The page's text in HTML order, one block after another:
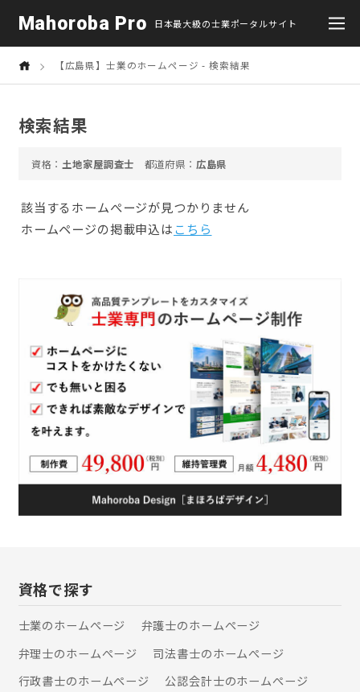
Mahoroba Pro 日本最大級の士業ポータルサイト
【広島県】士業のホームページ - 検索結果
検索結果
土地家屋調査士 広島県
該当するホームぺージが見つかりません
ホームページの掲載申込はこちら
資格で探す
士業のホームぺージ
弁護士のホームぺージ
弁理士のホームぺージ
司法書士のホームぺージ
行政書士のホームぺージ
公認会計士のホームぺージ